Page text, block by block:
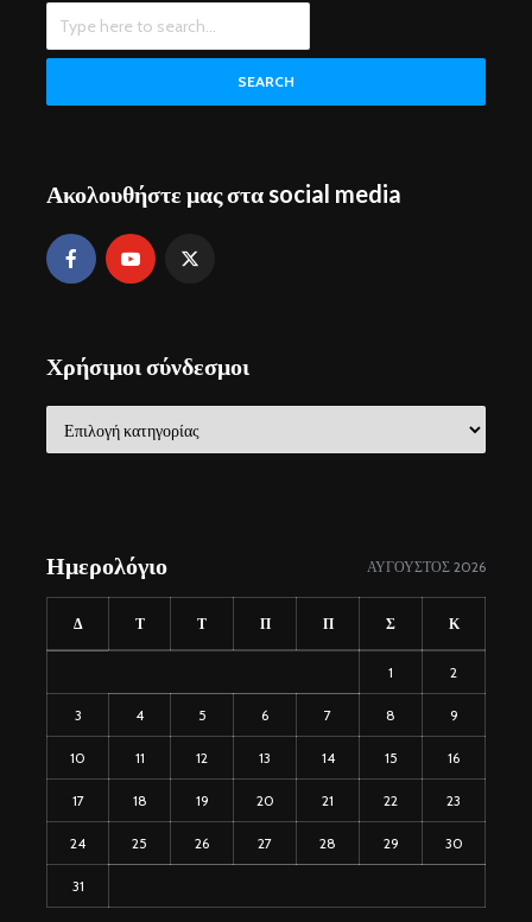
SEARCH
Ακολουθήστε μας στα social media
Χρήσιμοι σύνδεσμοι
σύνδεσμοι
Ημερολόγιο ΑΎΓΟΥΣΤΟΣ 2026
Δ Τ Τ Π Π Σ Κ
1 2
3 4 5 6 7 8 9
10 11 12 13 14 15 16
17 18 19 20 21 22 23
24 25 26 27 28 29 30
31